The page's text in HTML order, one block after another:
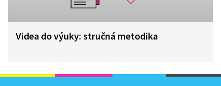
Videa do výuky: stručná metodika